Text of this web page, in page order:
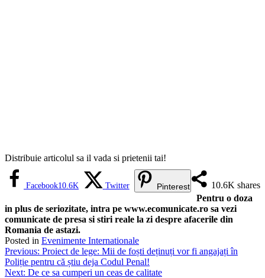
Distribuie articolul sa il vada si prietenii tai!
10.6K shares
Facebook10.6K Twitter Pinterest
Pentru o doza
in plus de seriozitate, intra pe www.ecomunicate.ro sa vezi
comunicate de presa si stiri reale la zi despre afacerile din
Romania de astazi.
Posted in Evenimente Internationale
Navigare
în
Previous: Proiect de lege: Mii de foști deținuți vor fi angajați în
Poliție pentru că știu deja Codul Penal!
Next: De ce sa cumperi un ceas de calitate